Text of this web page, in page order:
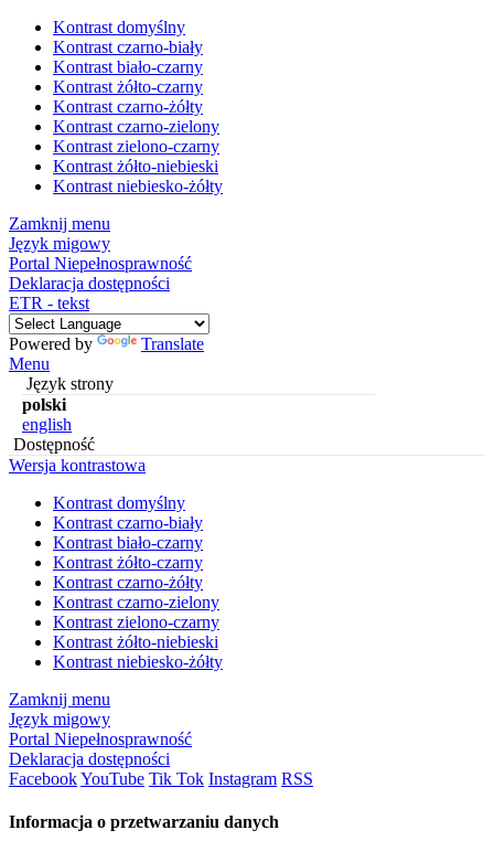
Kontrast domyślny
Kontrast czarno-biały
Kontrast biało-czarny
Kontrast żółto-czarny
Kontrast czarno-żółty
Kontrast czarno-zielony
Kontrast zielono-czarny
Kontrast żółto-niebieski
Kontrast niebiesko-żółty
Zamknij menu
Język migowy
Portal Niepełnosprawność
Deklaracja dostępności
ETR - tekst
Powered by
Translate
Menu
Język strony
polski
english
Dostępność
Wersja kontrastowa
Kontrast domyślny
Kontrast czarno-biały
Kontrast biało-czarny
Kontrast żółto-czarny
Kontrast czarno-żółty
Kontrast czarno-zielony
Kontrast zielono-czarny
Kontrast żółto-niebieski
Kontrast niebiesko-żółty
Zamknij menu
Język migowy
Portal Niepełnosprawność
Deklaracja dostępności
FacebookYouTube Tik Tok Instagram RSS
Informacja o przetwarzaniu danych